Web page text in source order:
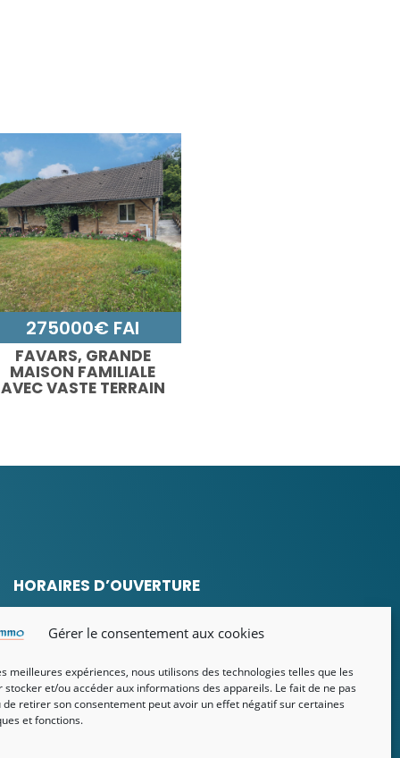
Gérer le consentement aux cookies
meilleures expériences, nous utilisons des technologies telles que les
stocker et/ou accéder aux informations des appareils. Le fait de ne pas
de retirer son consentement peut avoir un effet négatif sur certaines
et fonctions.
275000€ FAI
FAVARS, GRANDE
MAISON FAMILIALE
AVEC VASTE TERRAIN
HORAIRES D’OUVERTURE
Lundi au vendredi